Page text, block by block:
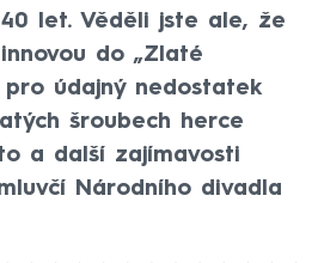
let. Věděli jste ale, že
do „Zlaté
pro údajný nedostatek
šroubech herce
a další zajímavosti
Národního divadla